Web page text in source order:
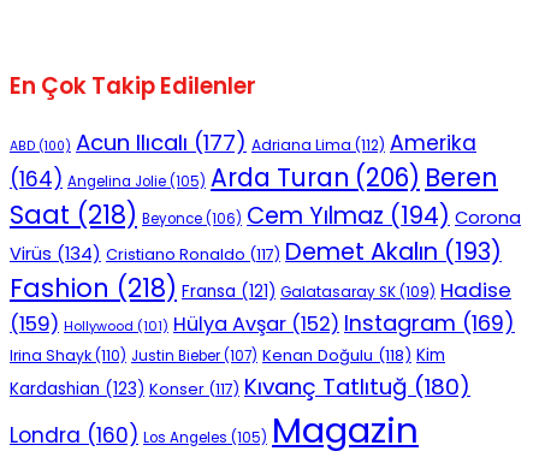
En Çok Takip Edilenler
ABD (100) Acun Ilıcalı (177) Adriana Lima (112) Amerika
(164) Angelina Jolie(105) Arda Turan (206) Beren
Saat (218) Beyonce(106) Cem Yılmaz (194) Corona
Virüs (134) Cristiano Ronaldo (117) Demet Akalın (193)
Fashion (218) Fransa (121) Galatasaray SK(109) Hadise
(159) Hollywood (101) Hülya Avşar (152) Instagram (169)
Irina Shayk(110) Justin Bieber(107) Kenan Doğulu (118) Kim
Kardashian (123) Konser (117) Kıvanç Tatlıtuğ (180)
Londra (160) Los Angeles (105) Magazin